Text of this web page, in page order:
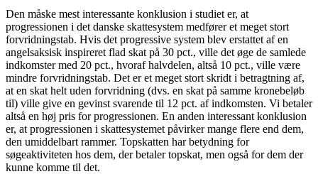
Den måske mest interessante konklusion i studiet er, at
progressionen i det danske skattesystem medfører et meget stort
forvridningstab. Hvis det progressive system blev erstattet af en
angelsaksisk inspireret flad skat på 30 pct., ville det øge de samlede
indkomster med 20 pct., hvoraf halvdelen, altså 10 pct., ville være
mindre forvridningstab. Det er et meget stort skridt i betragtning af,
at en skat helt uden forvridning (dvs. en skat på samme kronebeløb
til) ville give en gevinst svarende til 12 pct. af indkomsten. Vi betaler
altså en høj pris for progressionen. En anden interessant konklusion
er, at progressionen i skattesystemet påvirker mange flere end dem,
den umiddelbart rammer. Topskatten har betydning for
søgeaktiviteten hos dem, der betaler topskat, men også for dem der
kunne komme til det.